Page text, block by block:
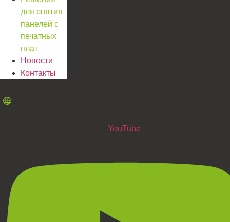
для снятия
панелей с
печатных
плат
Новости
Контакты
YouTube